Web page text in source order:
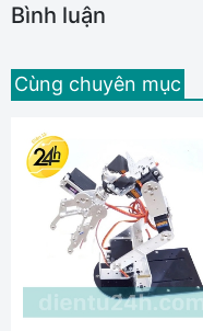
Bình luận
Cùng chuyên mục